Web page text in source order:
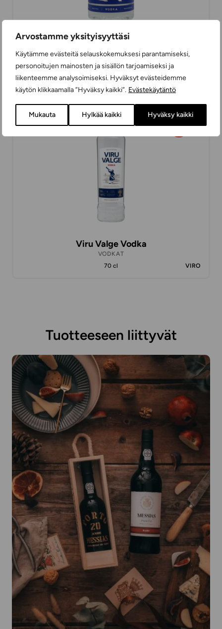
Arvostamme yksityisyyttäsi
Käytämme evästeitä selauskokemuksesi parantamiseksi,
personoitujen mainosten ja sisällön tarjoamiseksi ja
liikenteemme analysoimiseksi. Hyväksyt evästeidemme
käytön klikkaamalla ”Hyväksy kaikki”. Evästekäytäntö
Mukauta Hylkää kaikki Hyväksy kaikki
Blue Moment Vodka
VODKAT
50 cl
25,48 €
Viru Valge Vodka
VODKAT
70 cl
VIRO
Tuotteeseen liittyvät